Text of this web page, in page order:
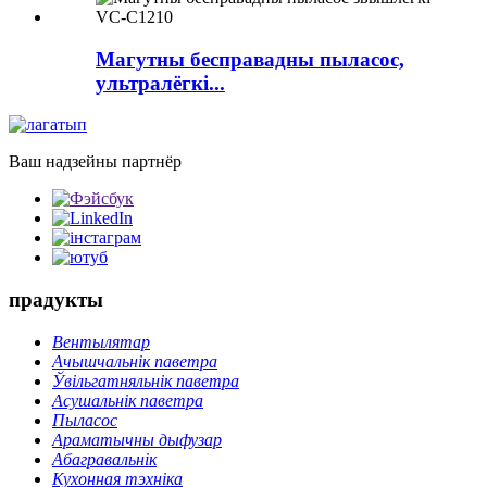
Магутны бесправадны пыласос,
ультралёгкі...
Ваш надзейны партнёр
прадукты
Вентылятар
Ачышчальнік паветра
Ўвільгатняльнік паветра
Асушальнік паветра
Пыласос
Араматычны дыфузар
Абагравальнік
Кухонная тэхніка